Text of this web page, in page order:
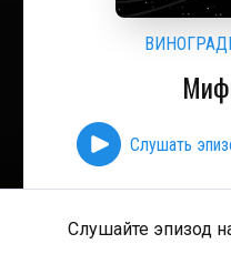
Слушать
Слушайте эпизод